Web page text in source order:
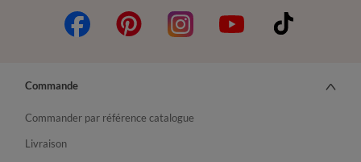
Commande
Commander par référence catalogue
Livraison